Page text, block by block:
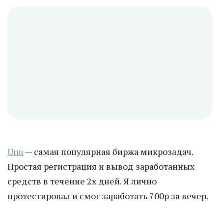
Unu — самая популярная биржа микрозадач.
Простая регистрация и вывод заработанных
средств в течение 2х дней. Я лично
протестировал и смог заработать 700р за вечер.